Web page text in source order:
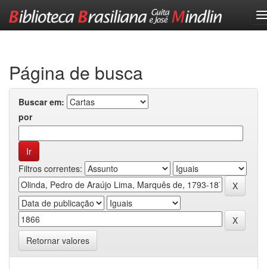
Página de busca
Buscar em:
por
Filtros correntes:
Retornar valores